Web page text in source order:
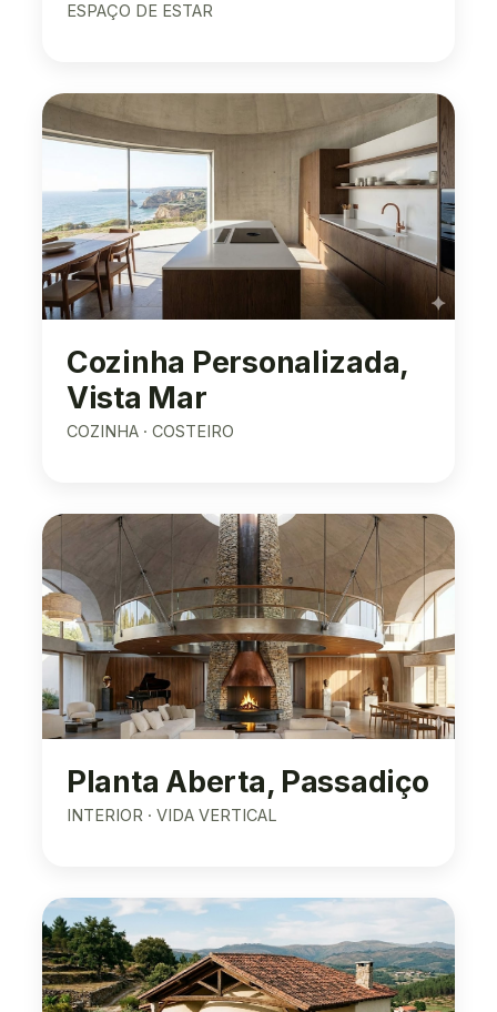
ESPAÇO DE ESTAR
Cozinha Personalizada,
Vista Mar
COZINHA · COSTEIRO
Planta Aberta, Passadiço
INTERIOR · VIDA VERTICAL